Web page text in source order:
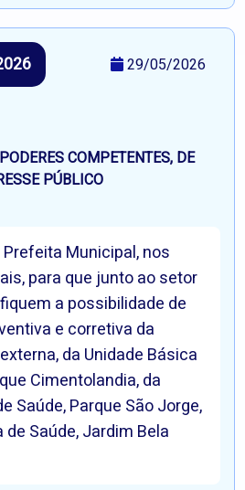
29/05/2026
COMPETENTES, DE
PÚBLICO
Municipal, nos
para que junto ao setor
a possibilidade de
e corretiva da
da Unidade Básica
Cimentolandia, da
Saúde, Parque São Jorge,
de Saúde, Jardim Bela